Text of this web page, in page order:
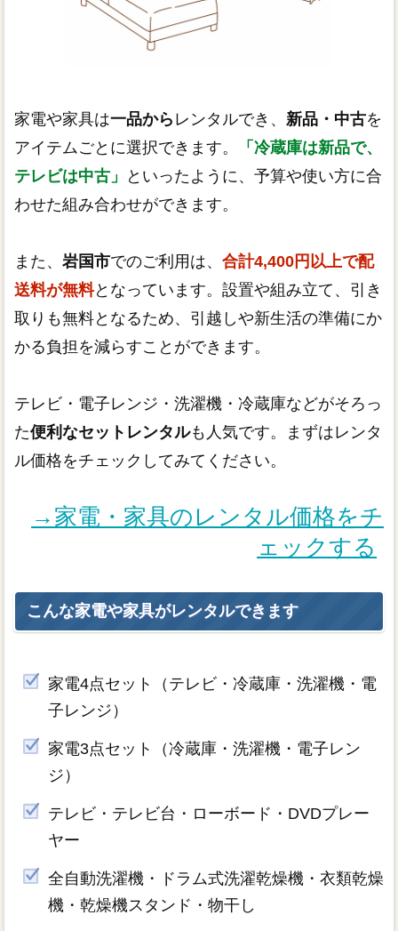
家電や家具は一品から レンタルでき、 新品・中古を
アイテムごとに選択できます。
「冷蔵庫は新品で、
テレビは中古」
といったように、予算や使い方に合
わせた組み合わせができます。
また、 岩国市でのご利用は、 合計4,400円以上で配
送料が無料となっています。設置や組み立て、引き
取りも無料となるため、引越しや新生活の準備にか
かる負担を減らすことができます。
テレビ・電子レンジ・洗濯機・冷蔵庫などがそろっ
た便利なセットレンタルも人気です。まずはレンタ
ル価格をチェックしてみてください。
→家電・家具のレンタル価格をチ
ェックする
こんな家電や家具がレンタルできます
家電4点セット（テレビ・冷蔵庫・洗濯機・電
子レンジ）
家電3点セット（冷蔵庫・洗濯機・電子レン
ジ）
テレビ・テレビ台・ローボード・DVDプレー
ヤー
全自動洗濯機・ドラム式洗濯乾燥機・衣類乾燥
機・乾燥機スタンド・物干し